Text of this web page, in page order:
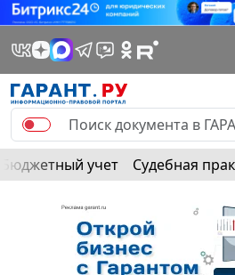
Бюджетный учет Судебная